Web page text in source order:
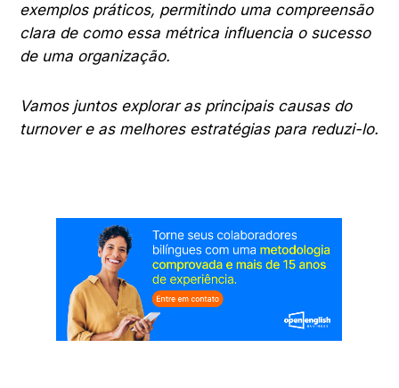
exemplos práticos, permitindo uma compreensão
clara de como essa métrica influencia o sucesso
de uma organização.
Vamos juntos explorar as principais causas do
turnover e as melhores estratégias para reduzi-lo.